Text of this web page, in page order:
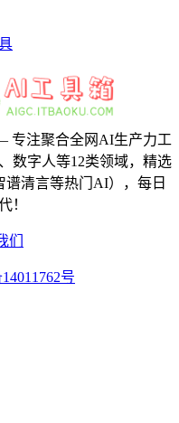
专注聚合全网AI生产力工
数字人等12类领域，精选
谱清言等热门AI），每日
！
们
号